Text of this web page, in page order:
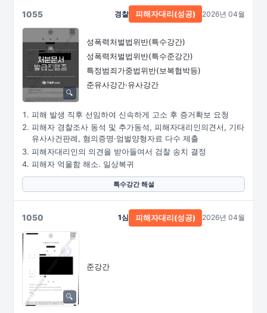
1055
성폭력처벌법위반(특수강간)
성폭력처벌법위반(특수준강간)
특정범죄가중법위반(보복협박등)
준유사강간·유사강간
경찰 피해자대리(성공) 2026년 04월
피해 발생 직후 선임하여 신속하게 고소 후 증거확보 요청
피해자 경찰조사 동석 및 추가동석, 피해자대리인의견서, 기타
유사사건판례, 혐의증명·엄벌양형자료 다수 제출
피해자대리인의 의견을 받아들여서 검찰 송치 결정
피해자 억울함 해소. 일상복귀
특수강간 해설
1050
준강간
1심 피해자대리(성공) 2026년 04월